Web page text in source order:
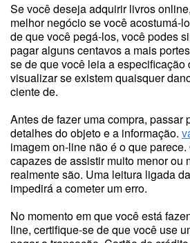
Se você deseja adquirir livros
melhor negócio se você acostumá-
de que você pegá-los, você podes
pagar alguns centavos a mais
se de que você leia a especificação
visualizar se existem quaisquer
ciente de.
Antes de fazer uma compra, passar
detalhes do objeto e a informação.
imagem on-line não é o que
capazes de assistir muito menor ou
realmente são. Uma leitura ligada
impedirá a cometer um erro.
No momento em que você está
line, certifique-se de que você use